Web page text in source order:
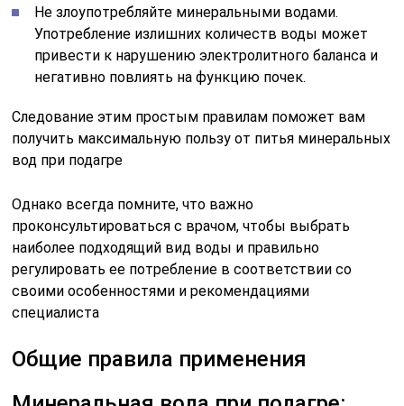
Не злоупотребляйте минеральными водами.
Употребление излишних количеств воды может
привести к нарушению электролитного баланса и
негативно повлиять на функцию почек.
Следование этим простым правилам поможет вам
получить максимальную пользу от питья минеральных
вод при подагре
Однако всегда помните, что важно
проконсультироваться с врачом, чтобы выбрать
наиболее подходящий вид воды и правильно
регулировать ее потребление в соответствии со
своими особенностями и рекомендациями
специалиста
Общие правила применения